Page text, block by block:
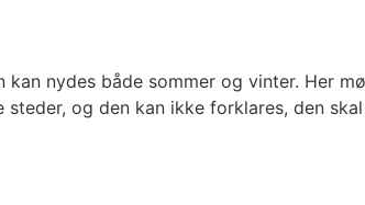
kan nydes både sommer og vinter. Her
og den kan ikke forklares, den